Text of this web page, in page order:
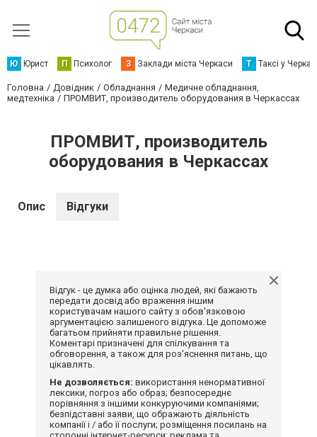
Ю Юрист П Психолог З Заклади міста Черкаси Т Таксі у
Головна Довідник Обладнання
Медичне обладнання,
медтехніка
ПРОМВИТ, производитель оборудования в Черкассах
ПРОМВИТ, производитель
оборудования в Черкассах
Опис Відгуки
Відгук - це думка або оцінка людей, які бажають
передати досвід або враження іншим
користувачам нашого сайту з обов'язковою
аргументацією залишеного відгука. Це допоможе
багатьом прийняти правильне рішення.
Коментарі призначені для спілкування та
обговорення, а також для роз'яснення питань, що
цікавлять.
Не дозволяється: використання ненормативної
лексики, погроз або образ; безпосереднє
порівняння з іншими конкуруючими компаніями;
безпідставні заяви, що ображають діяльність
компанії і / або її послуги; розміщення посилань на